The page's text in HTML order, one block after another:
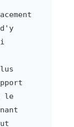
le